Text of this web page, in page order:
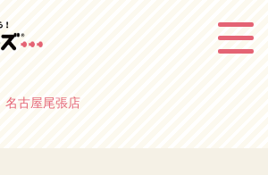
名古屋尾張店